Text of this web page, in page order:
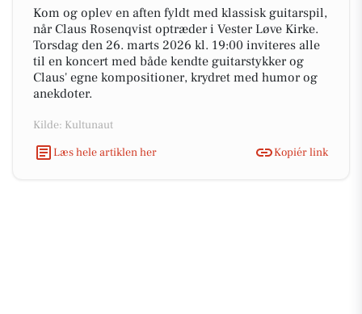
Kom og oplev en aften fyldt med klassisk guitarspil,
når Claus Rosenqvist optræder i Vester Løve Kirke.
Torsdag den 26. marts 2026 kl. 19:00 inviteres alle
til en koncert med både kendte guitarstykker og
Claus' egne kompositioner, krydret med humor og
anekdoter.
Kilde: Kultunaut
Læs hele artiklen her
Kopiér link